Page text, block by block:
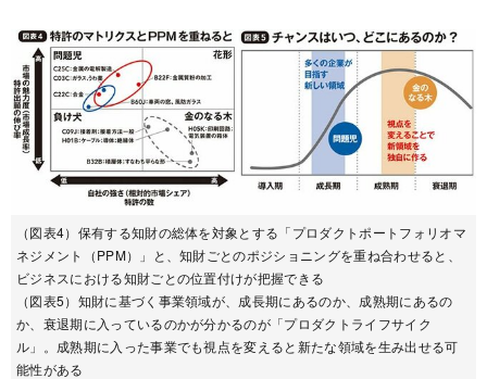
（図表4）保有する知財の総体を対象とする「プロダクトポートフォリオマ
ネジメント（PPM）」と、知財ごとのポジショニングを重ね合わせると、
ビジネスにおける知財ごとの位置付けが把握できる
（図表5）知財に基づく事業領域が、成長期にあるのか、成熟期にあるの
か、衰退期に入っているのかが分かるのが「プロダクトライフサイク
ル」。成熟期に入った事業でも視点を変えると新たな領域を生み出せる可
能性がある